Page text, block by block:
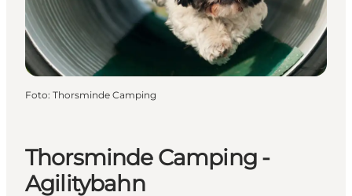
Thorsminde Camping -
Agilitybahn
Foto: Thorsminde Camping